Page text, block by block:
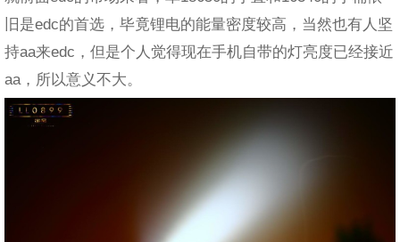
旧是edc的首选，毕竟锂电的能量密度较高，当然也有人坚
持aa来edc，但是个人觉得现在手机自带的灯亮度已经接近
aa，所以意义不大。